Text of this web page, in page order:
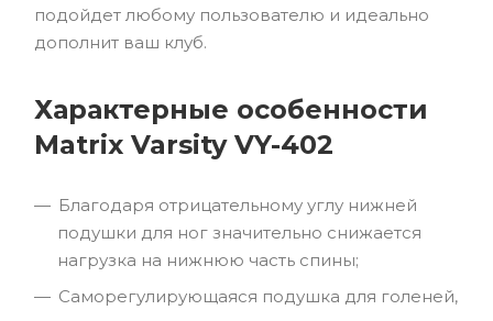
подойдет любому пользователю и идеально
дополнит ваш клуб.
Характерные особенности
Matrix Varsity VY-402
Благодаря отрицательному углу нижней
подушки для ног значительно снижается
нагрузка на нижнюю часть спины;
Саморегулирующаяся подушка для голеней,